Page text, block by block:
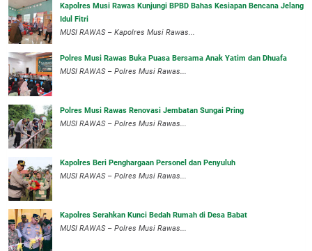
Kapolres Musi Rawas Kunjungi BPBD Bahas Kesiapan Bencana Jelang
Idul Fitri
MUSI RAWAS – Kapolres Musi Rawas...
Polres Musi Rawas Buka Puasa Bersama Anak Yatim dan Dhuafa
MUSI RAWAS – Polres Musi Rawas...
Polres Musi Rawas Renovasi Jembatan Sungai Pring
MUSI RAWAS – Polres Musi Rawas...
Kapolres Beri Penghargaan Personel dan Penyuluh
MUSI RAWAS – Polres Musi Rawas...
Kapolres Serahkan Kunci Bedah Rumah di Desa Babat
MUSI RAWAS – Polres Musi Rawas...